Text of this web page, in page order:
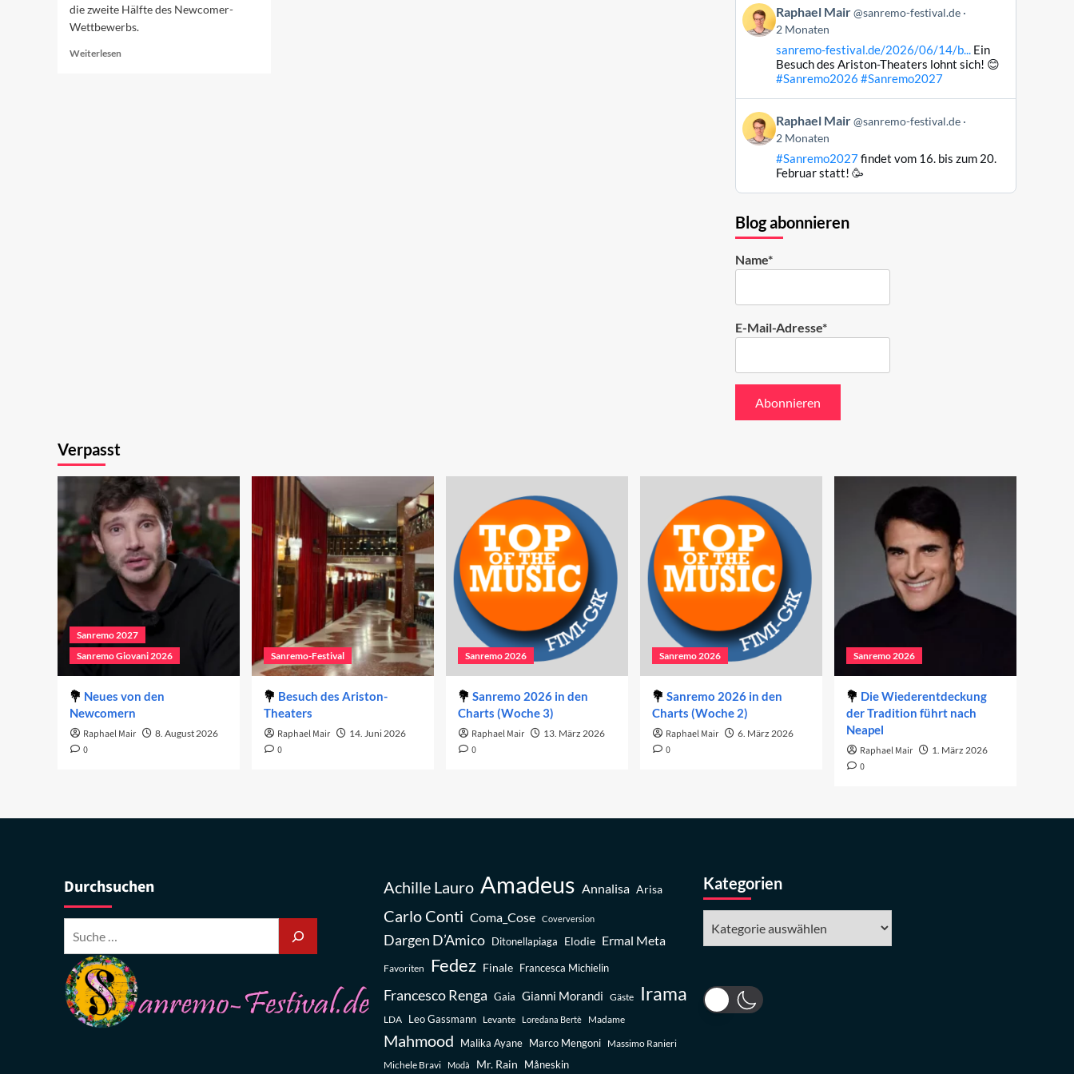
die zweite Hälfte des Newcomer-
Wettbewerbs.
Weiterlesen
ansehen
Beitrag
von
Raphael
Raphael Mair @sanremo-festival.de
2 Monaten
sanremo-festival.de/2026/06/14/b...Ein
Besuch des Ariston-Theaters lohnt sich! 😊
#Sanremo2026 #Sanremo2027
Beitrag
von
Raphael
Bluesky
ansehen
Raphael Mair @sanremo-festival.de
2 Monaten
#Sanremo2027findet vom 16. bis zum 20.
Februar statt! 🥳
Blog abonnieren
Name*
E-Mail-Adresse*
Verpasst
Sanremo 2027
Sanremo Giovani 2026
Neues von den
Newcomern
Raphael Mair 8. August 2026
0
Sanremo-Festival
Besuch des Ariston-
Theaters
Raphael Mair 14. Juni 2026
0
Sanremo 2026
Sanremo 2026 in den
Charts (Woche 3)
Raphael Mair 13. März 2026
0
Sanremo 2026
Sanremo 2026 in den
Charts (Woche 2)
Raphael Mair 6. März 2026
0
Sanremo 2026
Die Wiederentdeckung
der Tradition führt nach
Neapel
Raphael Mair 1. März 2026
0
Durchsuchen Achille Lauro Amadeus Annalisa Arisa
Carlo Conti Coma_Cose Coverversion
Dargen D’Amico Ditonellapiaga Elodie Ermal Meta
Favoriten Fedez Finale Francesca Michielin
Francesco Renga Gaia Gianni Morandi Gäste Irama
LDA Leo Gassmann Levante Loredana Bertè Madame
Mahmood Malika Ayane Marco Mengoni
Massimo Ranieri
Michele Bravi
Modà Mr. Rain Måneskin
Kategorien